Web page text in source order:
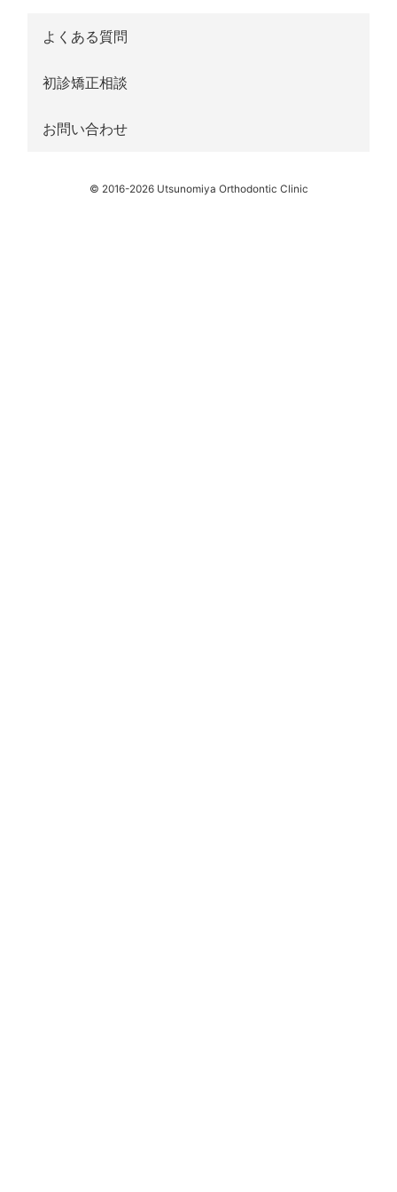
よくある質問
初診矯正相談
お問い合わせ
© 2016-2026 Utsunomiya Orthodontic Clinic